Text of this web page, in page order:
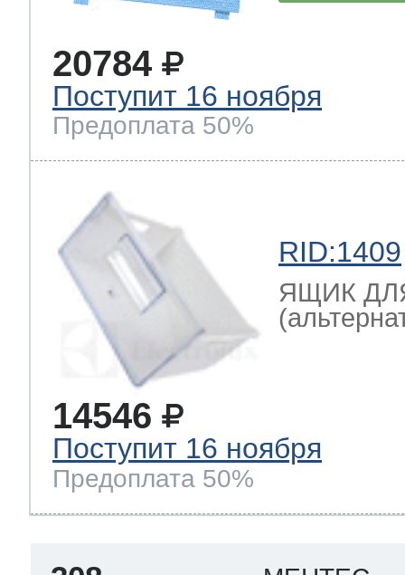
20784
Поступит 16 ноября
Предоплата 50%
RID:1409
ЯЩИК
14546
Поступит 16 ноября
Предоплата 50%